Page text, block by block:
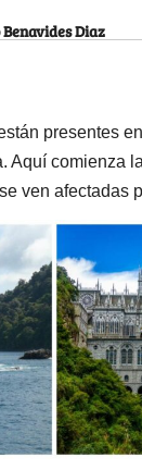
Diaz
presentes
Aquí comienza
ven afectadas